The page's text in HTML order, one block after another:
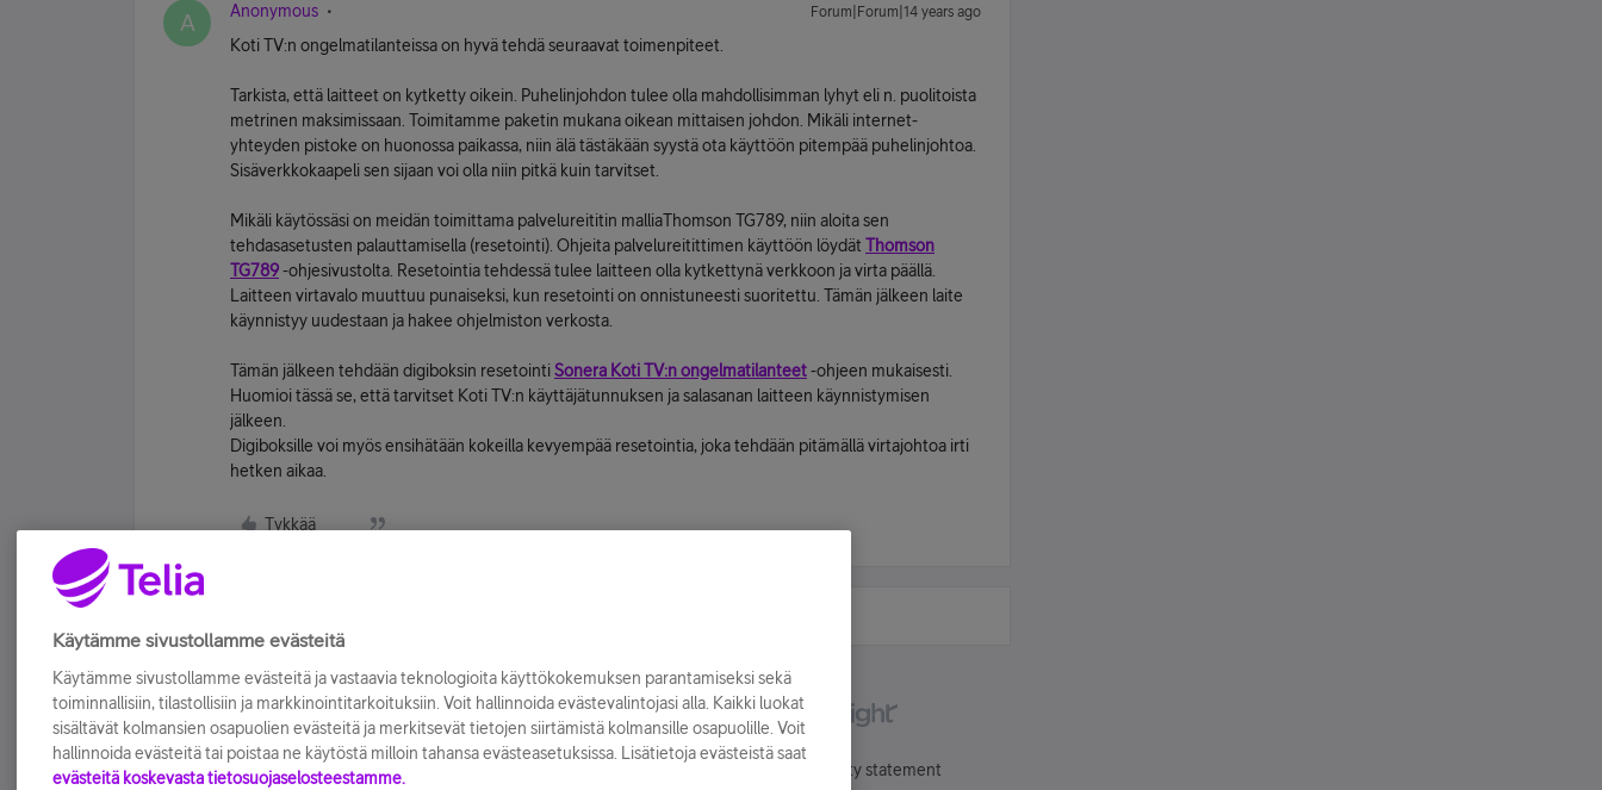
A Anonymous Forum|Forum|14 years ago
Koti TV:n ongelmatilanteissa on hyvä tehdä seuraavat toimenpiteet.
Tarkista, että laitteet on kytketty oikein. Puhelinjohdon tulee olla mahdollisimman lyhyt eli n. puolitoista
metrinen maksimissaan. Toimitamme paketin mukana oikean mittaisen johdon. Mikäli internet-
yhteyden pistoke on huonossa paikassa, niin älä tästäkään syystä ota käyttöön pitempää puhelinjohtoa.
Sisäverkkokaapeli sen sijaan voi olla niin pitkä kuin tarvitset.
Mikäli käytössäsi on meidän toimittama palvelureititin malliaThomson TG789, niin aloita sen
tehdasasetusten palauttamisella (resetointi). Ohjeita palvelureitittimen käyttöön löydät Thomson
TG789-ohjesivustolta. Resetointia tehdessä tulee laitteen olla kytkettynä verkkoon ja virta päällä.
Laitteen virtavalo muuttuu punaiseksi, kun resetointi on onnistuneesti suoritettu. Tämän jälkeen laite
käynnistyy uudestaan ja hakee ohjelmiston verkosta.
Tämän jälkeen tehdään digiboksin resetointiSonera Koti TV:n ongelmatilanteet-ohjeen mukaisesti.
Huomioi tässä se, että tarvitset Koti TV:n käyttäjätunnuksen ja salasanan laitteen käynnistymisen
jälkeen.
Digiboksille voi myös ensihätään kokeilla kevyempää resetointia, joka tehdään pitämällä virtajohtoa irti
hetken aikaa.
Tykkää
Accessibility statement
Käytämme sivustollamme evästeitä
Käytämme sivustollamme evästeitä ja vastaavia teknologioita käyttökokemuksen parantamiseksi sekä
toiminnallisiin, tilastollisiin ja markkinointitarkoituksiin. Voit hallinnoida evästevalintojasi alla. Kaikki luokat
sisältävät kolmansien osapuolien evästeitä ja merkitsevät tietojen siirtämistä kolmansille osapuolille. Voit
hallinnoida evästeitä tai poistaa ne käytöstä milloin tahansa evästeasetuksissa. Lisätietoja evästeistä saat
evästeitä koskevasta tietosuojaselosteestamme.